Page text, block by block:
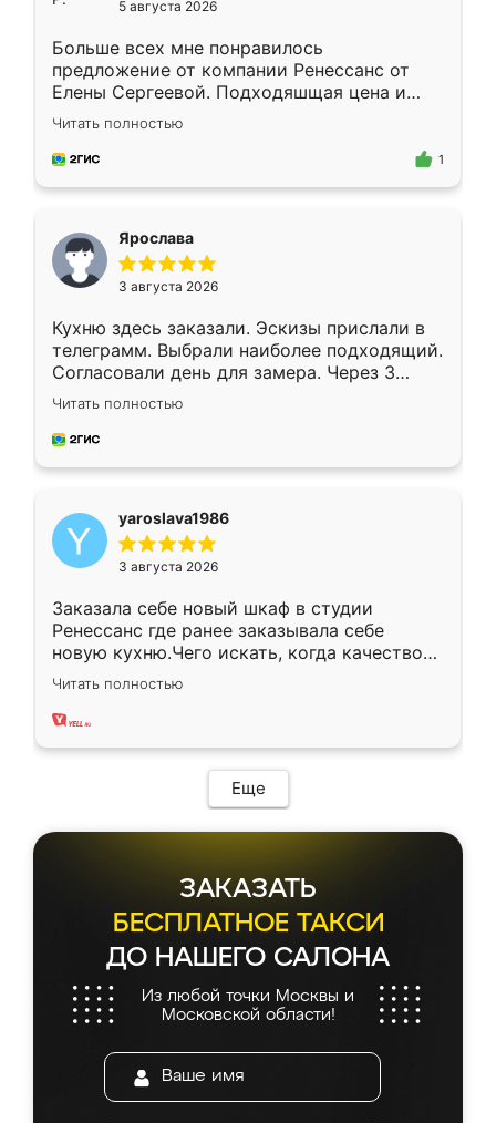
5 августа 2026
Больше всех мне понравилось
предложение от компании Ренессанс от
Елены Сергеевой. Подходяшщая цена и
короткие сроки изготовления. Приехавший
для замера сотрудник Владислав
предложил по моему эскизу самый
Читать полностью
1
Ярослава
3 августа 2026
Кухню здесь заказали. Эскизы прислали в
телеграмм. Выбрали наиболее подходящий.
Согласовали день для замера. Через 3
недели кухня была уже готова. Остались
довольны работой. Спасибо Ренессанс
мебель за качественную работу!
Читать полностью
yaroslava1986
3 августа 2026
Заказала себе новый шкаф в студии
Ренессанс где ранее заказывала себе
новую кухню.Чего искать, когда качеством
вполне довольна. Служит кухня уже почти
два года, нареканий нет.
Читать полностью
Еще
ЗАКАЗАТЬ
БЕСПЛАТНОЕ ТАКСИ
ДО НАШЕГО САЛОНА
Из любой точки Москвы и
Московской области!